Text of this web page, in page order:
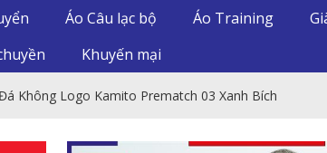
Áo Câu lạc bộ Áo Training
Khuyến mại
Không Logo Kamito Prematch 03 Xanh Bích